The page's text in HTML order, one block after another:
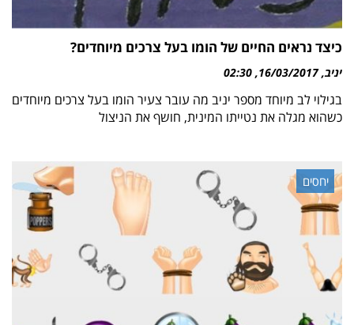
כיצד נראים החיים של הומו בעל צרכים מיוחדים?
יניב 16/03/2017
02:30
בגילוי לב מיוחד מספר יניב מה עובר צעיר הומו בעל צרכים מיוחדים
כשהוא מגלה את נטייתו המינית, חושף את הניצול
יחסים